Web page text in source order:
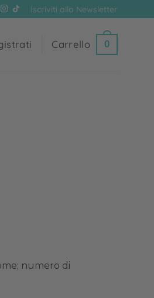
Iscriviti alla Newsletter
Carrello 0
numero di